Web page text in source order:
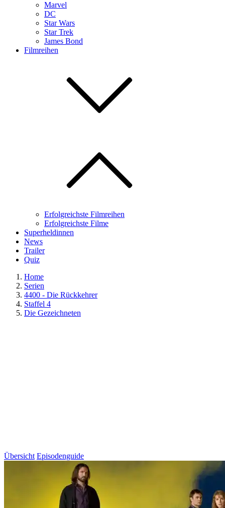
Marvel
DC
Star Wars
Star Trek
James Bond
Filmreihen
Erfolgreichste Filmreihen
Erfolgreichste Filme
Superheldinnen
News
Trailer
Quiz
Home
Serien
4400 - Die Rückkehrer
Staffel 4
Die Gezeichneten
Übersicht Episodenguide